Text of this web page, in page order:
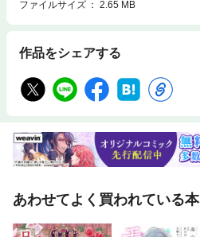
ファイルサイズ
2.65 MB
作品をシェアする
あわせてよく買われている本